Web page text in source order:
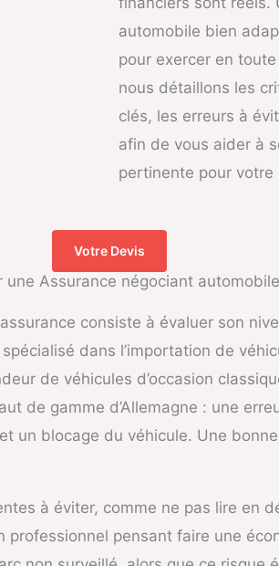
automobile bien
pour exercer en
nous détaillons les
clés, les erreurs à
afin de vous aider à
pertinente pour votre
Votre Devis
Assurance négociant
consiste à évaluer son
dans l’importation de
de véhicules d’occasion
de gamme d’Allemagne : une
un blocage du véhicule. Une
à éviter, comme ne pas lire en
pensant faire une